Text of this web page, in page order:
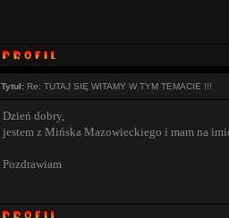
Tytuł: Re: TUTAJ SIĘ WITAMY W TYM TEMACIE !!!
Dzień dobry,
jestem z Mińska Mazowieckiego i mam na
Pozdrawiam